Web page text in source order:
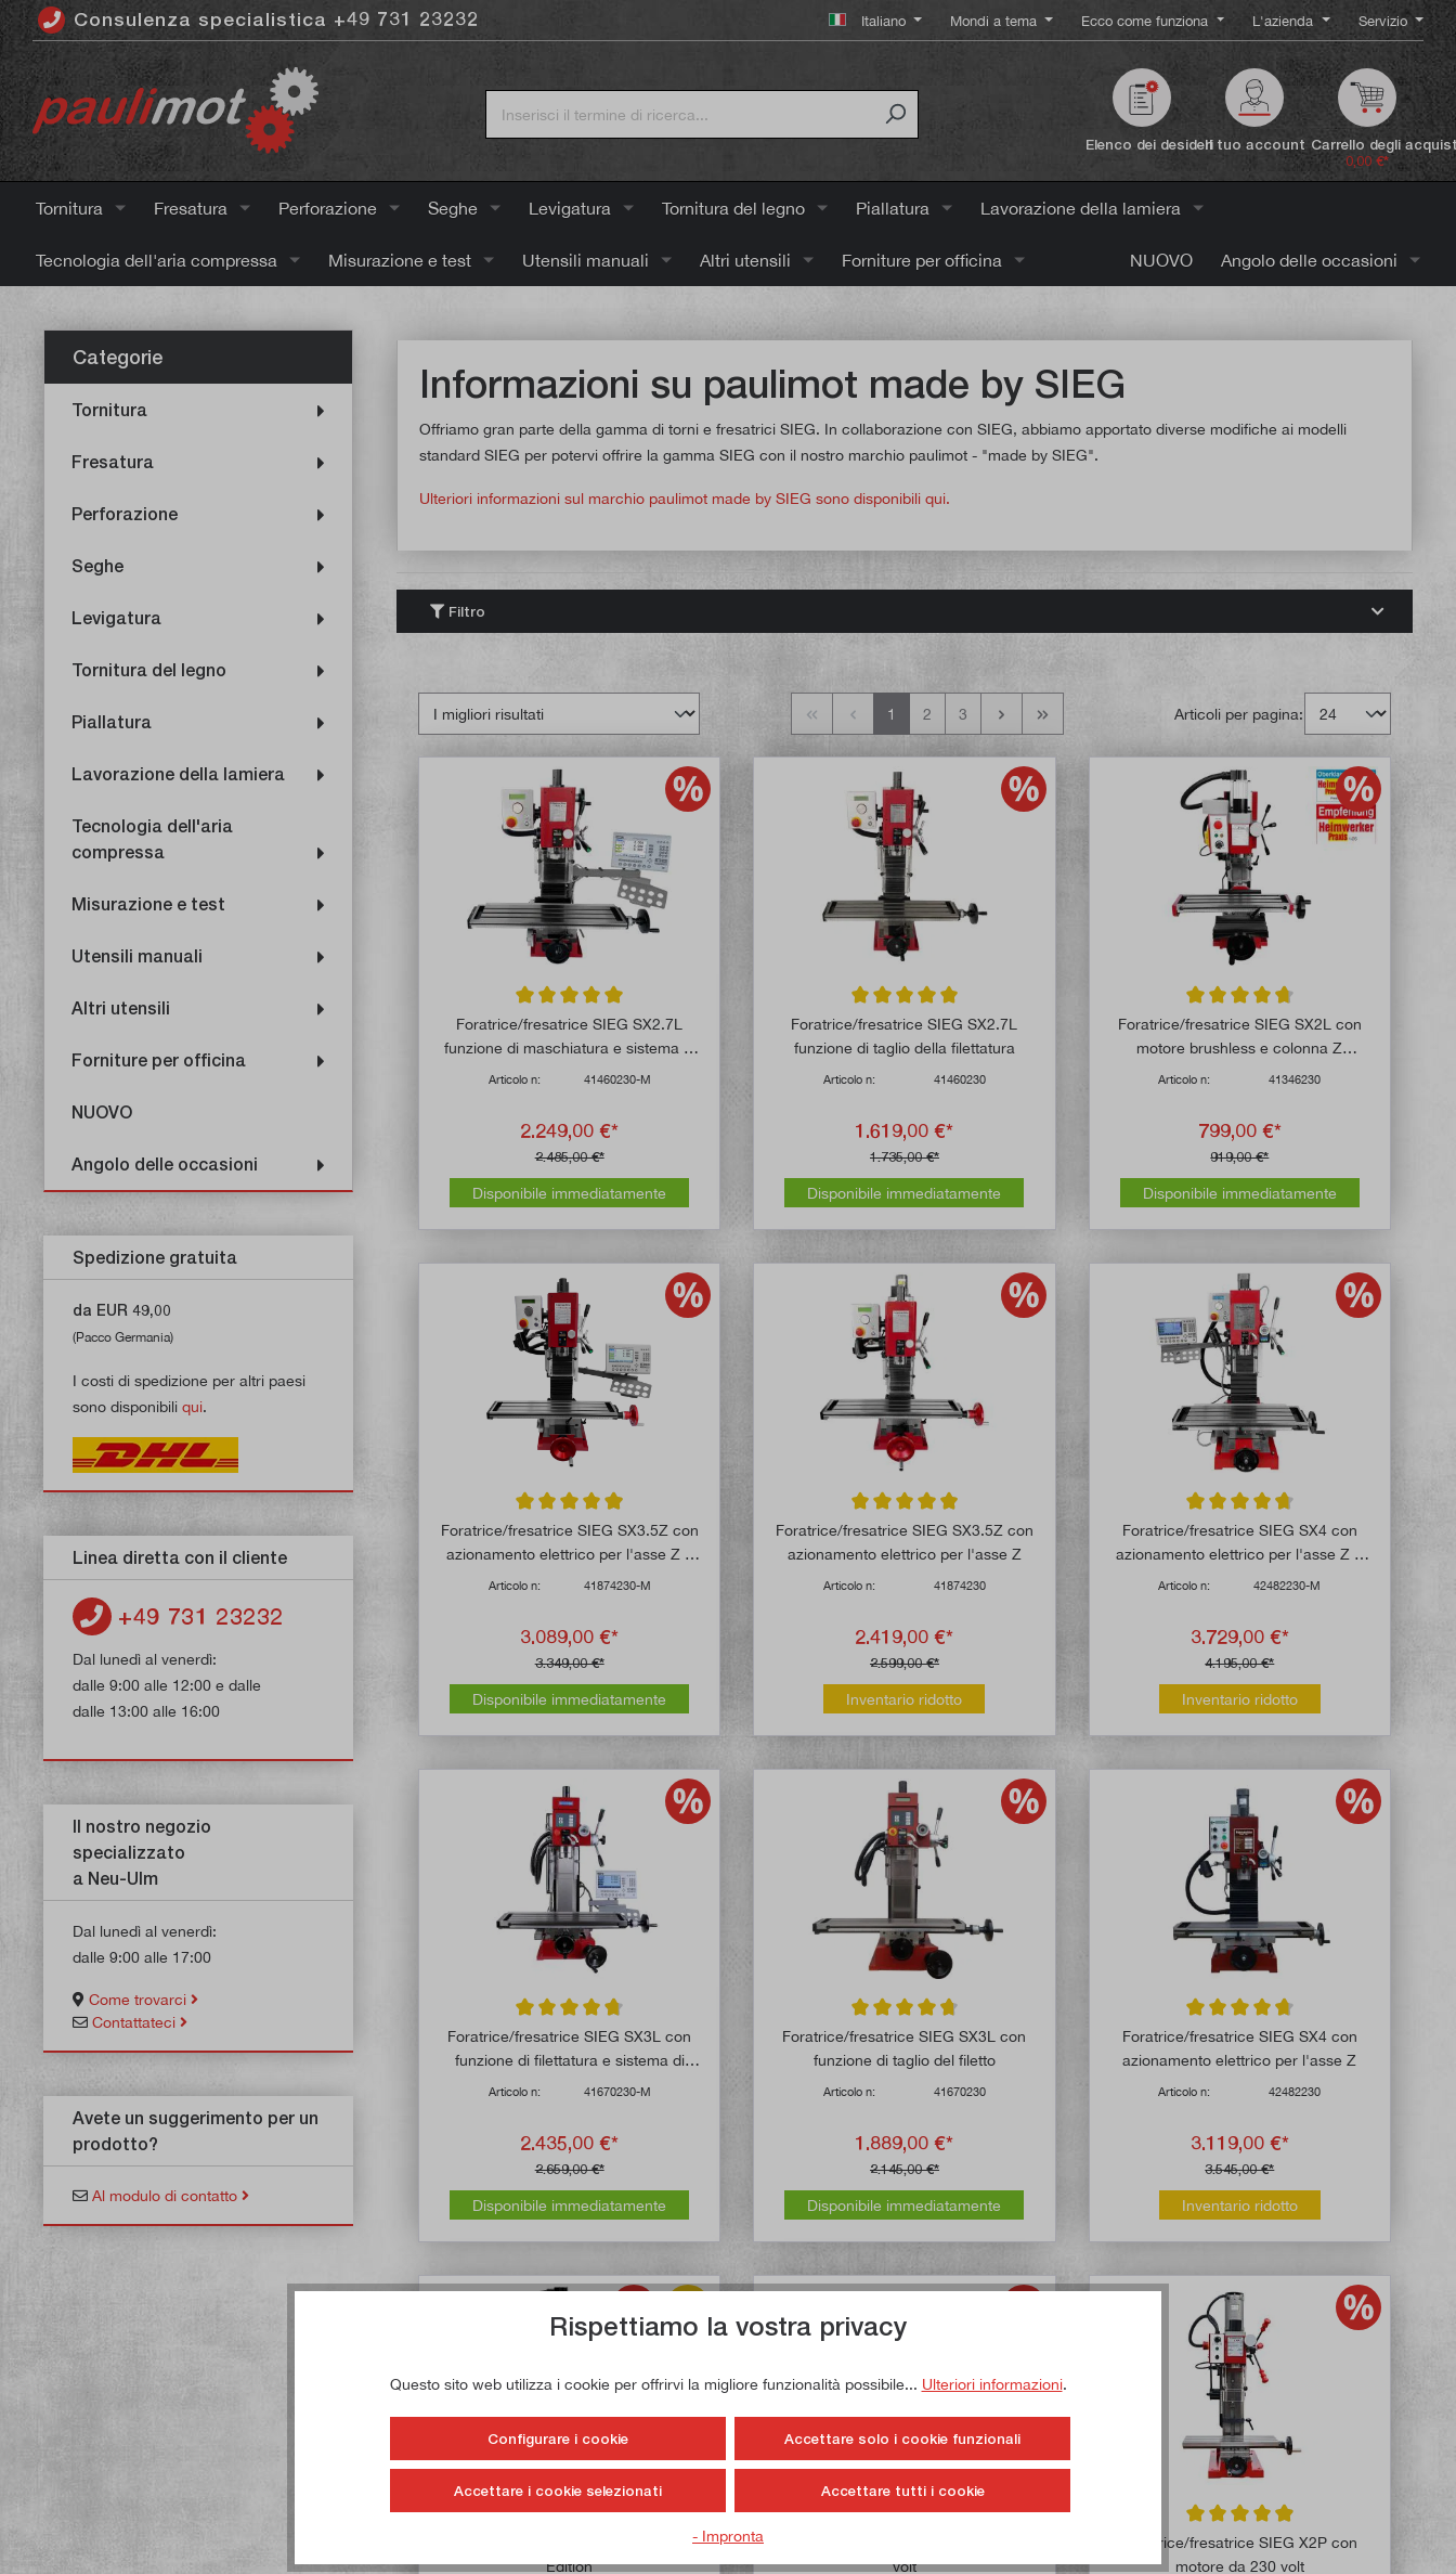
principale
Consulenza specialistica +49 731 23232 Italiano Mondi a tema Ecco come funziona L'azienda Servizio
Elenco dei desideriIl tuo account Carrello degli
0,00 €*
Tornitura Fresatura Perforazione Seghe Levigatura Tornitura del legno Piallatura Lavorazione della lamiera
Tecnologia dell'aria compressa Misurazione e test Utensili manuali Altri utensili Forniture per officina NUOVO Angolo delle occasioni
Categorie
Tornitura
Fresatura
Perforazione
Seghe
Levigatura
Tornitura del legno
Piallatura
Lavorazione della lamiera
Tecnologia dell'aria
compressa
Misurazione e test
Utensili manuali
Altri utensili
Forniture per officina
NUOVO
Angolo delle occasioni
Spedizione gratuita
da EUR 49,00
(Pacco Germania)
I costi di spedizione per altri paesi
sono disponibili qui.
Linea diretta con il cliente
+49 731 23232
Dal lunedì al venerdì:
dalle 9:00 alle 12:00 e dalle
dalle 13:00 alle 16:00
Il nostro negozio
specializzato
a Neu-Ulm
Dal lunedì al venerdì:
dalle 9:00 alle 17:00
Come trovarci
Contattateci
Avete un suggerimento per un
prodotto?
Al modulo di contatto
Informazioni su paulimot made by SIEG
Offriamo gran parte della gamma di torni e fresatrici SIEG. In collaborazione con SIEG, abbiamo apportato diverse modifiche ai modelli
standard SIEG per potervi offrire la gamma SIEG con il nostro marchio paulimot - "made by SIEG".
Ulteriori informazioni sul marchio paulimot made by SIEG sono disponibili qui.
Filtro
1 2 3 Articoli per pagina:
Valutazione media di 5 su 5 stelle
Foratrice/fresatrice SIEG SX2.7L
funzione di maschiatura e sistema di
misurazione
Articolo n: 41460230-M
2.249,00 €*
2.485,00 €*
Disponibile immediatamente
Valutazione media di 5 su 5 stelle
Foratrice/fresatrice SIEG SX2.7L
funzione di taglio della filettatura
Articolo n: 41460230
1.619,00 €*
1.735,00 €*
Disponibile immediatamente
Valutazione media di 4.8 su 5 stelle
Foratrice/fresatrice SIEG SX2L con
motore brushless e colonna Z
inclinabile
Articolo n: 41346230
799,00 €*
919,00 €*
Disponibile immediatamente
Valutazione media di 4.8 su 5 stelle
Foratrice/fresatrice SIEG SX3.5Z con
azionamento elettrico per l'asse Z e
sistema di misurazione
Articolo n: 41874230-M
3.089,00 €*
3.349,00 €*
Disponibile immediatamente
Valutazione media di 4.8 su 5 stelle
Foratrice/fresatrice SIEG SX3.5Z con
azionamento elettrico per l'asse Z
Articolo n: 41874230
2.419,00 €*
2.599,00 €*
Inventario ridotto
Valutazione media di 4.8 su 5 stelle
Foratrice/fresatrice SIEG SX4 con
azionamento elettrico per l'asse Z e
sistema di misura
Articolo n: 42482230-M
3.729,00 €*
4.195,00 €*
Inventario ridotto
Valutazione media di 4.8 su 5 stelle
Foratrice/fresatrice SIEG SX3L con
funzione di filettatura e sistema di
misurazione
Articolo n: 41670230-M
2.435,00 €*
2.659,00 €*
Disponibile immediatamente
Valutazione media di 4.8 su 5 stelle
Foratrice/fresatrice SIEG SX3L con
funzione di taglio del filetto
Articolo n: 41670230
1.889,00 €*
2.145,00 €*
Disponibile immediatamente
Valutazione media di 4.8 su 5 stelle
Foratrice/fresatrice SIEG SX4 con
azionamento elettrico per l'asse Z
Articolo n: 42482230
3.119,00 €*
3.545,00 €*
Inventario ridotto
Valutazione media di 4.6 su 5 stelle
Foratrice/fresatrice SIEG SX2H Black
Edition
volt
Valutazione media di 4.8 su 5 stelle
Foratrice/fresatrice SIEG X2P con
motore da 230 volt
Rispettiamo la vostra privacy
Questo sito web utilizza i cookie per offrirvi la migliore funzionalità possibile... Ulteriori informazioni.
Configurare i cookie Accettare solo i cookie funzionali
Accettare i cookie selezionati Accettare tutti i cookie
- Impronta